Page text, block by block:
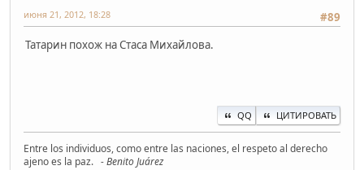
#89
июня 21, 2012, 18:28
Татарин похож на Стаса Михайлова.
QQ ЦИТИРОВАТЬ
Entre los individuos, como entre las naciones, el respeto al derecho
ajeno es la paz. - Benito Juárez